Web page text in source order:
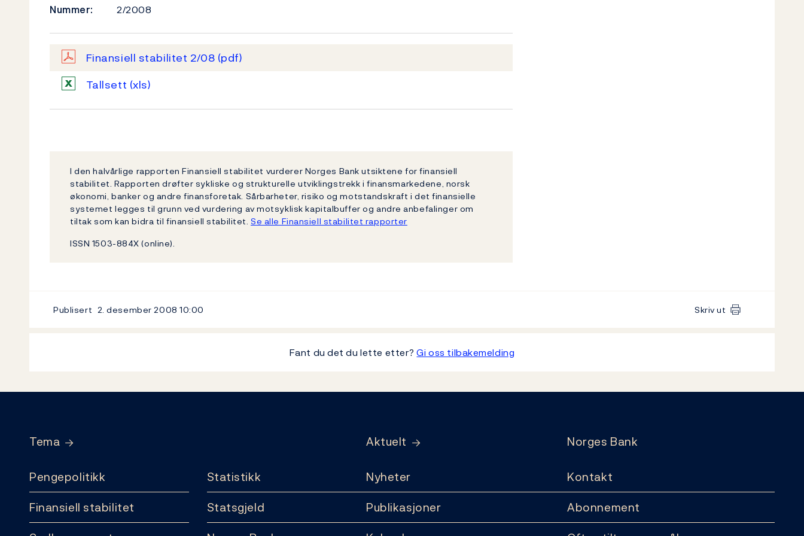
Nummer:
2/2008
Finansiell stabilitet 2/08 (pdf)
Tallsett (xls)
I den halvårlige rapporten Finansiell stabilitet vurderer Norges Bank utsiktene for finansiell
stabilitet. Rapporten drøfter sykliske og strukturelle utviklingstrekk i finansmarkedene, norsk
økonomi, banker og andre finansforetak. Sårbarheter, risiko og motstandskraft i det finansielle
systemet legges til grunn ved vurdering av motsyklisk kapitalbuffer og andre anbefalinger om
tiltak som kan bidra til finansiell stabilitet. Se alle Finansiell stabilitet rapporter
ISSN 1503-884X (online).
Publisert 2. desember 200810:00 Skriv ut
Fant du det du lette etter?Gi oss tilbakemelding
Tema
Pengepolitikk
Finansiell stabilitet
Statistikk
Statsgjeld
Aktuelt
Nyheter
Publikasjoner
Norges Bank
Kontakt
Abonnement